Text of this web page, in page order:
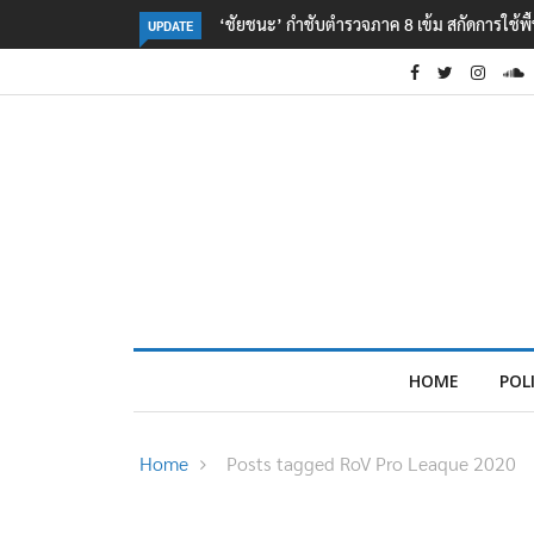
UPDATE ‘ชัยชนะ’ กำชับตำรวจภาค 8 เข้ม สกัดการใ
HOME
Home Posts tagged RoV Pro Leaque 2020